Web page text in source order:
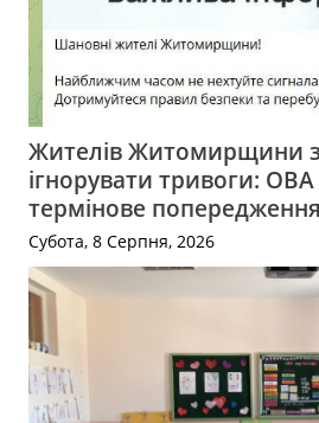
Жителів Житомирщини
ігнорувати тривоги:
термінове попередження
Субота, 8 Серпня, 2026